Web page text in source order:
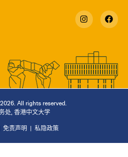
All rights reserved.
处 香港中文大学
免责声明| 私隐政策